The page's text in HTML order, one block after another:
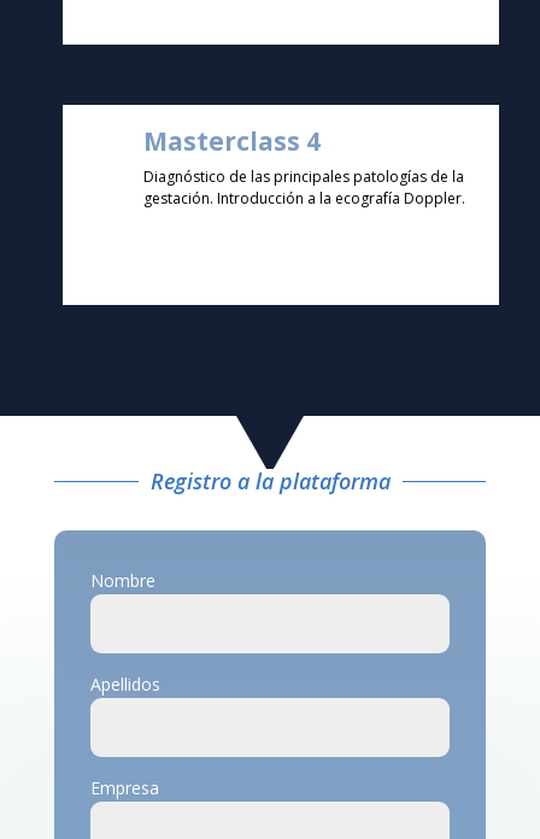
Masterclass 4
Diagnóstico de las principales patologías de la
gestación. Introducción a la ecografía Doppler.
Registro a la plataforma
Nombre
Apellidos
Empresa